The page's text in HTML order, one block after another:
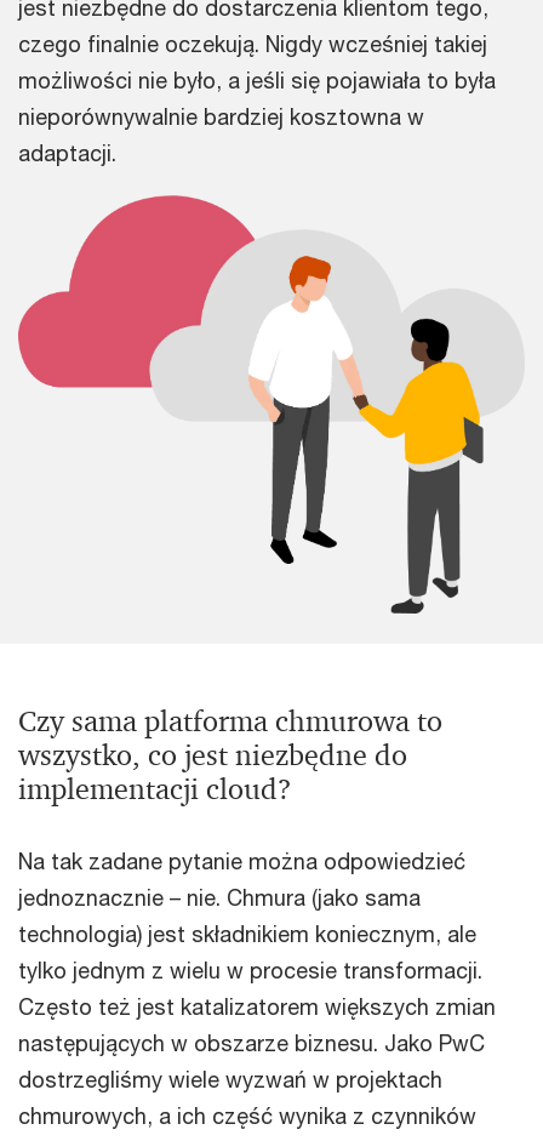
jest niezbędne do dostarczenia klientom tego,
czego finalnie oczekują. Nigdy wcześniej takiej
możliwości nie było, a jeśli się pojawiała to była
nieporównywalnie bardziej kosztowna w
adaptacji.
Czy sama platforma chmurowa to
wszystko, co jest niezbędne do
implementacji cloud?
Na tak zadane pytanie można odpowiedzieć
jednoznacznie – nie. Chmura (jako sama
technologia) jest składnikiem koniecznym, ale
tylko jednym z wielu w procesie transformacji.
Często też jest katalizatorem większych zmian
następujących w obszarze biznesu. Jako PwC
dostrzegliśmy wiele wyzwań w projektach
chmurowych, a ich część wynika z czynników